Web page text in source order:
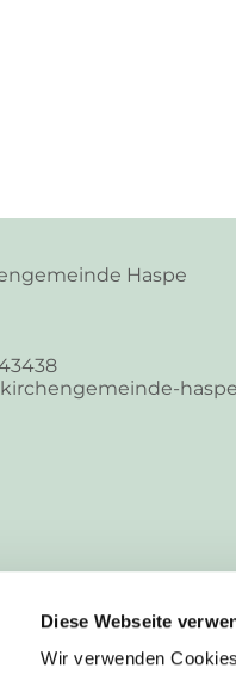
Diese Webseite
Wir verwenden
Haspe